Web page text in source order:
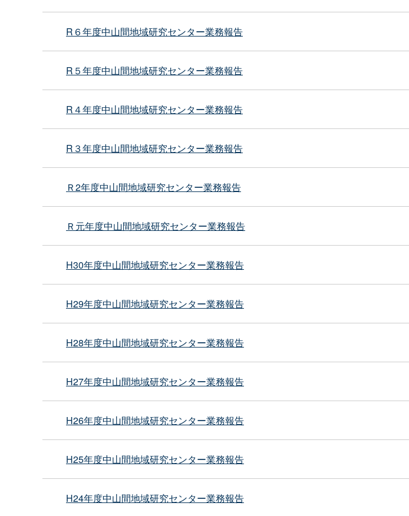
R６年度中山間地域研究センター業務報告
R５年度中山間地域研究センター業務報告
R４年度中山間地域研究センター業務報告
R３年度中山間地域研究センター業務報告
Ｒ2年度中山間地域研究センター業務報告
Ｒ元年度中山間地域研究センター業務報告
H30年度中山間地域研究センター業務報告
H29年度中山間地域研究センター業務報告
H28年度中山間地域研究センター業務報告
H27年度中山間地域研究センター業務報告
H26年度中山間地域研究センター業務報告
H25年度中山間地域研究センター業務報告
H24年度中山間地域研究センター業務報告